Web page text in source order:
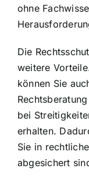
ohne
Die
weitere
können Sie
bei
erhalten.
Sie in
abgesichert